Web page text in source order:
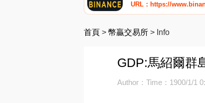
URL：https://
首頁 > 幣贏交易所 > Info
GDP:馬紹爾群
Author：Time：1900/1/1